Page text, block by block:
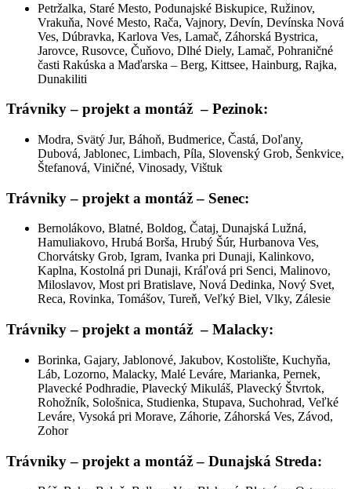
Petržalka, Staré Mesto, Podunajské Biskupice, Ružinov,
Vrakuňa, Nové Mesto, Rača, Vajnory, Devín, Devínska Nová
Ves, Dúbravka, Karlova Ves, Lamač, Záhorská Bystrica,
Jarovce, Rusovce, Čuňovo, Dlhé Diely, Lamač, Pohraničné
časti Rakúska a Maďarska – Berg, Kittsee, Hainburg, Rajka,
Dunakiliti
Trávniky – projekt a montáž – Pezinok:
Modra, Svätý Jur, Báhoň, Budmerice, Častá, Doľany,
Dubová, Jablonec, Limbach, Píla, Slovenský Grob, Šenkvice,
Štefanová, Viničné, Vinosady, Vištuk
Trávniky – projekt a montáž – Senec:
Bernolákovo, Blatné, Boldog, Čataj, Dunajská Lužná,
Hamuliakovo, Hrubá Borša, Hrubý Šúr, Hurbanova Ves,
Chorvátsky Grob, Igram, Ivanka pri Dunaji, Kalinkovo,
Kaplna, Kostolná pri Dunaji, Kráľová pri Senci, Malinovo,
Miloslavov, Most pri Bratislave, Nová Dedinka, Nový Svet,
Reca, Rovinka, Tomášov, Tureň, Veľký Biel, Vlky, Zálesie
Trávniky – projekt a montáž – Malacky:
Borinka, Gajary, Jablonové, Jakubov, Kostolište, Kuchyňa,
Láb, Lozorno, Malacky, Malé Leváre, Marianka, Pernek,
Plavecké Podhradie, Plavecký Mikuláš, Plavecký Štvrtok,
Rohožník, Sološnica, Studienka, Stupava, Suchohrad, Veľké
Leváre, Vysoká pri Morave, Záhorie, Záhorská Ves, Závod,
Zohor
Trávniky – projekt a montáž– Dunajská Streda: